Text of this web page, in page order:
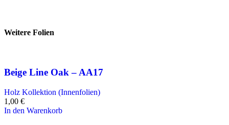
Weitere Folien
Beige Line Oak – AA17
Holz Kollektion (Innenfolien)
1,00 €
In den Warenkorb